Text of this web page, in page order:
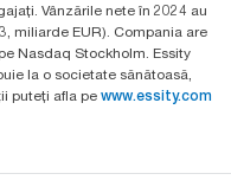
Vânzările nete în 2024 au
miliarde EUR). Compania are
Nasdaq Stockholm. Essity
la o societate sănătoasă,
puteți afla pe www.essity.com